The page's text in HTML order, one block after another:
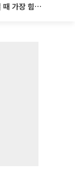
차인표 "동생 구강암 투병…떠나보낼 때 가장 힘들었다”